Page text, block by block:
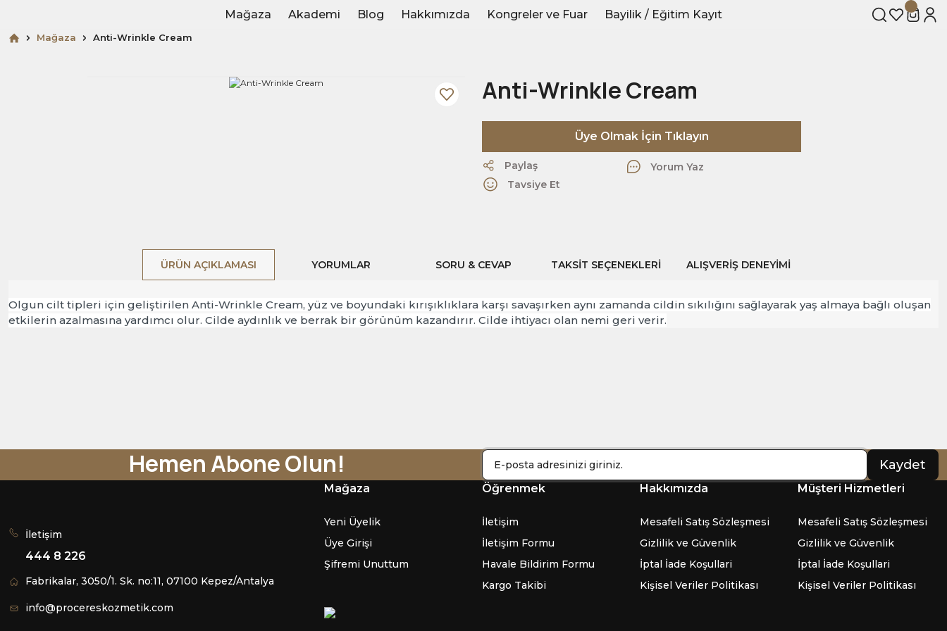
Mağaza Akademi Blog Hakkımızda Kongreler ve Fuar Bayilik / Eğitim Kayıt
Mağaza Anti-Wrinkle Cream
Anti-Wrinkle Cream
Üye Olmak İçin Tıklayın
Paylaş
Yorum Yaz
Tavsiye Et
ÜRÜN AÇIKLAMASI YORUMLAR SORU & CEVAP TAKSIT SEÇENEKLERI ALIŞVERIŞ DENEYIMI
Olgun cilt tipleri için geliştirilen Anti-Wrinkle Cream, yüz ve boyundaki kırışıklıklara karşı savaşırken aynı zamanda cildin sıkılığını sağlayarak yaş almaya bağlı oluşan
etkilerin azalmasına yardımcı olur. Cilde aydınlık ve berrak bir görünüm kazandırır. Cilde ihtiyacı olan nemi geri verir.
Yorum Yaz
Soru Sor
Deneyimini Paylaş
Hemen Abone Olun! Kaydet
İletişim
444 8 226
Fabrikalar, 3050/1. Sk. no:11, 07100 Kepez/Antalya
info@procereskozmetik.com
Mağaza
Yeni Üyelik
Üye Girişi
Şifremi Unuttum
Öğrenmek
İletişim
İletişim Formu
Havale Bildirim Formu
Kargo Takibi
Hakkımızda
Mesafeli Satış Sözleşmesi
Gizlilik ve Güvenlik
İptal İade Koşullari
Kişisel Veriler Politikası
Müşteri Hizmetleri
Mesafeli Satış Sözleşmesi
Gizlilik ve Güvenlik
İptal İade Koşullari
Kişisel Veriler Politikası